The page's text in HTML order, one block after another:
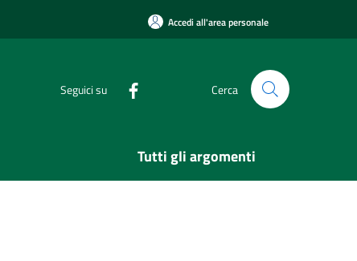
Accedi all'area personale
Seguici su Cerca
Tutti gli argomenti